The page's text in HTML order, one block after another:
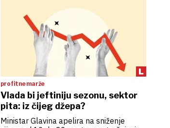
profitne marže
Vlada bi jeftiniju sezonu, sektor
pita: iz čijeg džepa?
Ministar Glavina apelira na sniženje